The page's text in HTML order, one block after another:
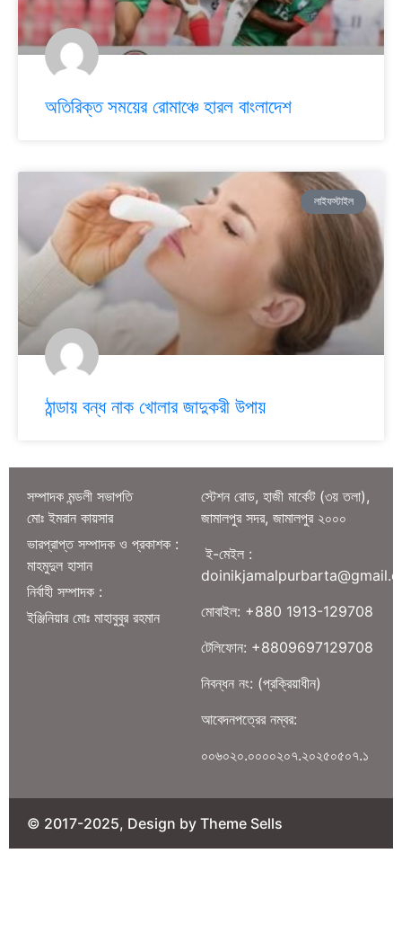
অতিরিক্ত সময়ের রোমাঞ্চে হারল বাংলাদেশ
লাইফস্টাইল
ঠান্ডায় বন্ধ নাক খোলার জাদুকরী উপায়
সম্পাদক মন্ডলী সভাপতি
মোঃ ইমরান কায়সার
ভারপ্রাপ্ত সম্পাদক ও প্রকাশক :
মাহমুদুল হাসান
নির্বাহী সম্পাদক :
ইঞ্জিনিয়ার মোঃ মাহাবুবুর রহমান
স্টেশন রোড, হাজী মার্কেট (৩য় তলা),
জামালপুর সদর, জামালপুর ২০০০
ই-মেইল :
মোবাইল: +880 1913-129708
টেলিফোন: +8809697129708
নিবন্ধন নং: (প্রক্রিয়াধীন)
আবেদনপত্রের নম্বর:
০০৬০২০.০০০০২০৭.২০২৫০৫০৭.১
© 2017-2025, Design by Theme Sells